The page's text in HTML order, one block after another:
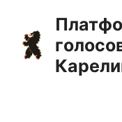
содержимому